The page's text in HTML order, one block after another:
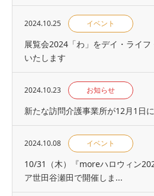
2024.10.25 イベント
展覧会2024「わ」をデイ・ライ
いたします
2024.10.23 お知らせ
新たな訪問介護事業所が12月1日
2024.10.08 イベント
10/31（木）『moreハロウィン
ア世田谷瀬田で開催しま...